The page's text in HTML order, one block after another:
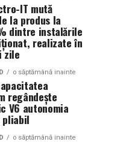
IT mută
la produs la
dintre instalările
realizate în
zile
o săptămână inainte
regândește
V6 autonomia
o săptămână inainte